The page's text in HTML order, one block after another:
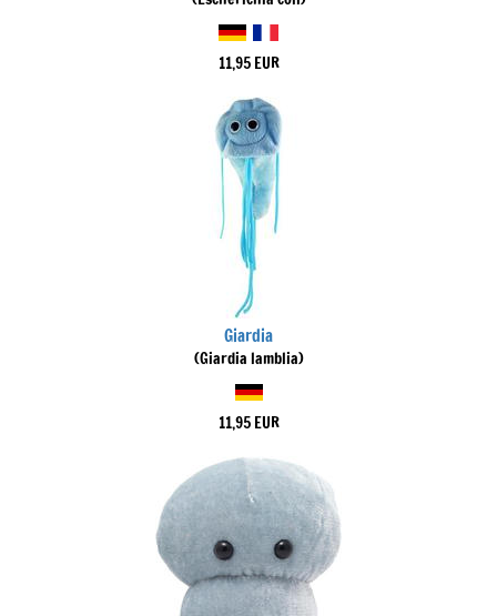
11,95 EUR
Giardia
(Giardia lamblia)
11,95 EUR